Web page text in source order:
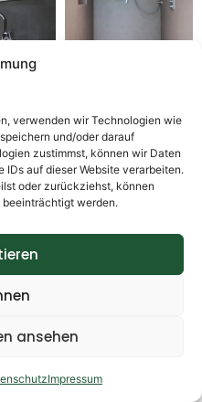
verwenden wir Technologien wie
und/oder darauf
zustimmst, können wir Daten
auf dieser Website verarbeiten.
oder zurückziehst, können
werden.
ansehen
Impressum
ob eine fugenlose
und deinem Stil
dich!